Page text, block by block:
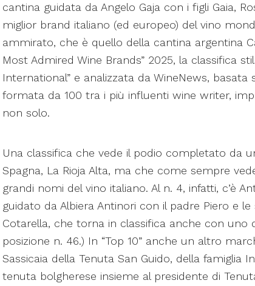
cantina guidata da Angelo Gaja con i figli Gaia,
miglior brand italiano (ed europeo) del vino
ammirato, che è quello della cantina argentina
Most Admired Wine Brands” 2025, la classifica
International” e analizzata da WineNews, basata
formata da 100 tra i più influenti wine writer,
non solo.
Una classifica che vede il podio completato da
Spagna, La Rioja Alta, ma che come sempre
grandi nomi del vino italiano. Al n. 4, infatti, c’è
guidato da Albiera Antinori con il padre Piero e le
Cotarella, che torna in classifica anche con uno
posizione n. 46.) In “Top 10” anche un altro
Sassicaia della Tenuta San Guido, della famiglia
tenuta bolgherese insieme al presidente di